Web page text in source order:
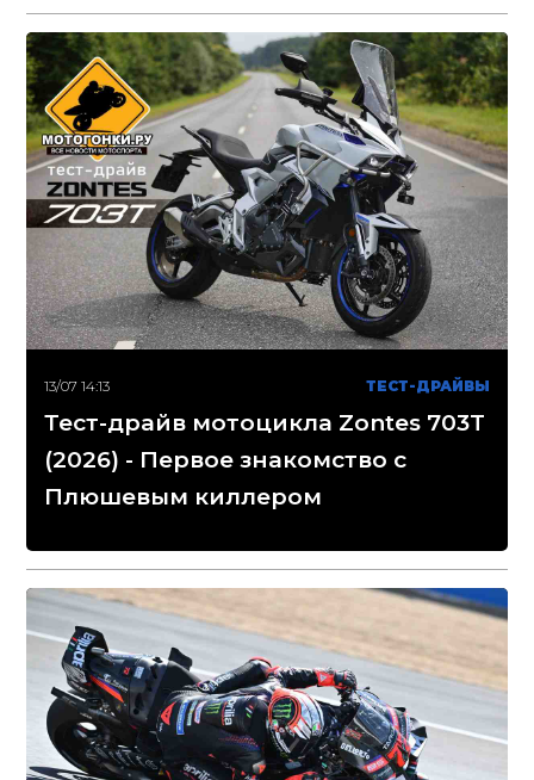
13/07 14:13 ТЕСТ-ДРАЙВЫ
Тест-драйв мотоцикла Zontes 703T
(2026) - Первое знакомство с
Плюшевым киллером